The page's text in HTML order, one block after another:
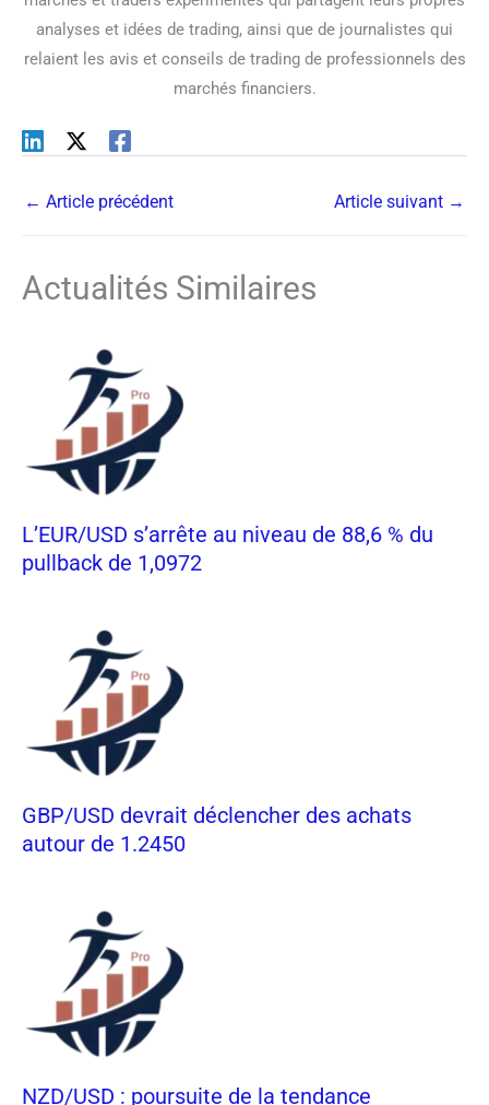
analyses et idées de trading, ainsi que de journalistes qui
relaient les avis et conseils de trading de professionnels des
marchés financiers.
← Article précédent Article suivant →
Actualités Similaires
L’EUR/USD s’arrête au niveau de 88,6 % du
pullback de 1,0972
GBP/USD devrait déclencher des achats
autour de 1.2450
NZD/USD : poursuite de la tendance